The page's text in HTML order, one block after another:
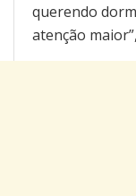
querendo
atenção